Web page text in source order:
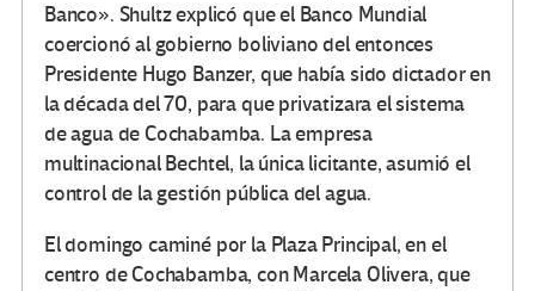
Banco». Shultz explicó que el Banco Mundial
coercionó al gobierno boliviano del entonces
Presidente Hugo Banzer, que había sido dictador en
la década del 70, para que privatizara el sistema
de agua de Cochabamba. La empresa
multinacional Bechtel, la única licitante, asumió el
control de la gestión pública del agua.
El domingo caminé por la Plaza Principal, en el
centro de Cochabamba, con Marcela Olivera, que